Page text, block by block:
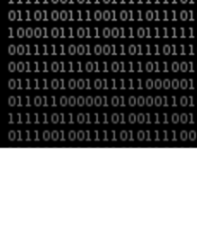
Przejdź
do
treści